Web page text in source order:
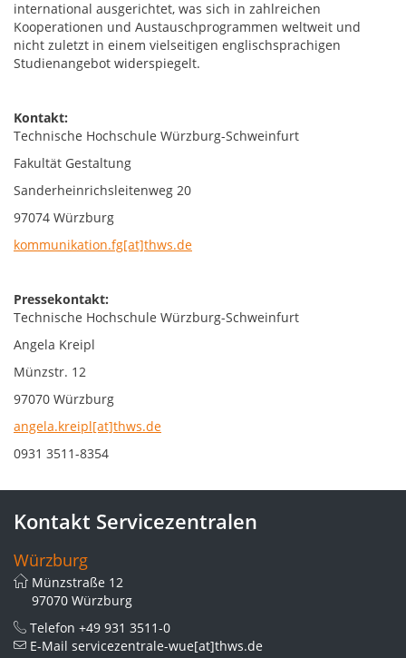
international ausgerichtet, was sich in zahlreichen
Kooperationen und Austauschprogrammen weltweit und
nicht zuletzt in einem vielseitigen englischsprachigen
Studienangebot widerspiegelt.
Kontakt:
Technische Hochschule Würzburg-Schweinfurt
Fakultät Gestaltung
Sanderheinrichsleitenweg 20
97074 Würzburg
kommunikation.fg[at]thws.de
Pressekontakt:
Technische Hochschule Würzburg-Schweinfurt
Angela Kreipl
Münzstr. 12
97070 Würzburg
angela.kreipl[at]thws.de
0931 3511-8354
Kontakt Servicezentralen
Würzburg
Münzstraße 12
97070 Würzburg
Telefon +49 931 3511-0
E-Mail servicezentrale-wue[at]thws.de